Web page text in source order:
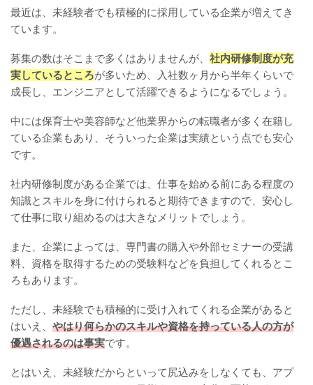
最近は、未経験者でも積極的に採用している企業が増えてき
ています。
募集の数はそこまで多くはありませんが、 社内研修制度が充
実しているところが多いため、入社数ヶ月から半年くらいで
成長し、エンジニアとして活躍できるようになるでしょう。
中には保育士や美容師など他業界からの転職者が多く在籍し
ている企業もあり、そういった企業は実績という点でも安心
です。
社内研修制度がある企業では、仕事を始める前にある程度の
知識とスキルを身に付けられると期待できますので、安心し
て仕事に取り組めるのは大きなメリットでしょう。
また、企業によっては、専門書の購入や外部セミナーの受講
料、資格を取得するための受験料などを負担してくれるとこ
ろもあります。
ただし、未経験でも積極的に受け入れてくれる企業があると
はいえ、 やはり何らかのスキルや資格を持っている人の方が
優遇されるのは事実です。
とはいえ、未経験だからといって尻込みをしなくても、アプ